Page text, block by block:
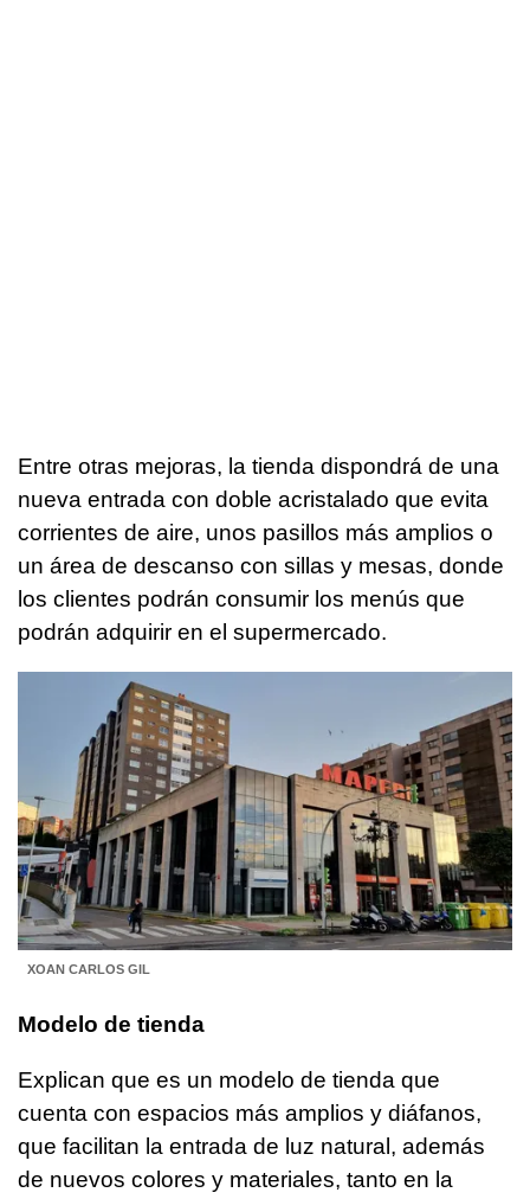
Entre otras mejoras, la tienda dispondrá de una
nueva entrada con doble acristalado que evita
corrientes de aire, unos pasillos más amplios o
un área de descanso con sillas y mesas, donde
los clientes podrán consumir los menús que
podrán adquirir en el supermercado.
XOAN CARLOS GIL
Modelo de tienda
Explican que es un modelo de tienda que
cuenta con espacios más amplios y diáfanos,
que facilitan la entrada de luz natural, además
de nuevos colores y materiales, tanto en la